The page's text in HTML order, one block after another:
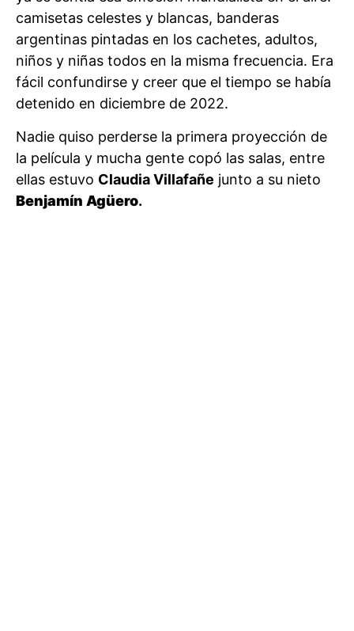
camisetas celestes y blancas, banderas
argentinas pintadas en los cachetes, adultos,
niños y niñas todos en la misma frecuencia. Era
fácil confundirse y creer que el tiempo se había
detenido en diciembre de 2022.
Nadie quiso perderse la primera proyección de
la película y mucha gente copó las salas, entre
ellas estuvo Claudia Villafañe junto a su nieto
Benjamín Agüero.